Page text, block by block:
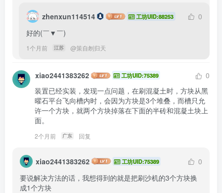
zhenxun114514 工坊UID:88253
0
好的(￣▼￣)
1个月前 江苏 @策自刎归天
xiao2441383262 工坊UID:75389
0
装置已经实装，发现一点问题，在刷混凝土时，方块从黑
曜石平台飞向槽内时，会因为方块是3个堆叠，而槽只允
许一个方块，就两个方块掉落在下面的半砖和混凝土块上
面。
2个月前 广东 回复
xiao2441383262 工坊UID:75389
0
要说解决方法的话，我想得到的就是把刷沙机的3个方块换
成1个方块